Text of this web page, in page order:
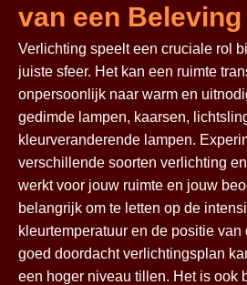
van een Beleving
Verlichting speelt een cruciale rol
juiste sfeer. Het kan een ruimte
onpersoonlijk naar warm en
gedimde lampen, kaarsen,
kleurveranderende lampen.
verschillende soorten verlichting
werkt voor jouw ruimte en jouw
belangrijk om te letten op de
kleurtemperatuur en de positie
goed doordacht verlichtingsplan
een hoger niveau tillen. Het is ook